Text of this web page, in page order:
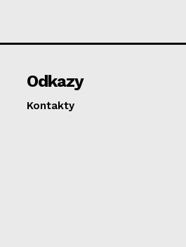
Odkazy
Kontakty